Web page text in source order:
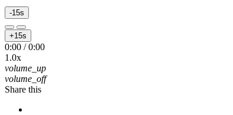
-15s
+15s
0:00 / 0:00
1.0x
volume_up
volume_off
Share this